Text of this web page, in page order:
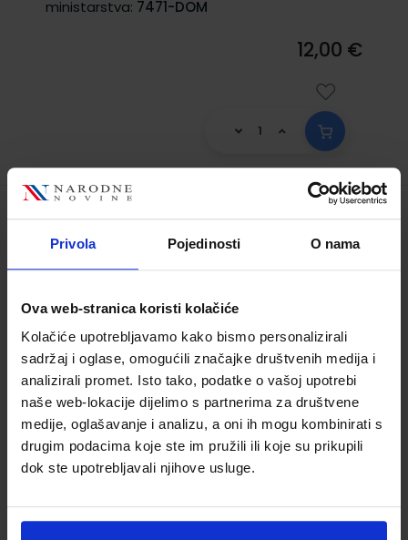
Privola Pojedinosti O nama
Ova web-stranica koristi kolačiće
Kolačiće upotrebljavamo kako bismo personalizirali
sadržaj i oglase, omogućili značajke društvenih medija i
analizirali promet. Isto tako, podatke o vašoj upotrebi
naše web-lokacije dijelimo s partnerima za društvene
medije, oglašavanje i analizu, a oni ih mogu kombinirati s
drugim podacima koje ste im pružili ili koje su prikupili
dok ste upotrebljavali njihove usluge.
ministarstva: 7471-DOM
12,00 €
integrirana radna bilježnica za 4. razred
četverogodišnjih strukovnih škola
Šifra proizvoda:569214
Autor(i):
Dragica Dujmović Markusi Vedrana
Močnik Romana Žukina
Nakladnik:PROFIL KLETT d.o.o.
Registarski broj
ministarstva:
7470-DOM
12,00 €